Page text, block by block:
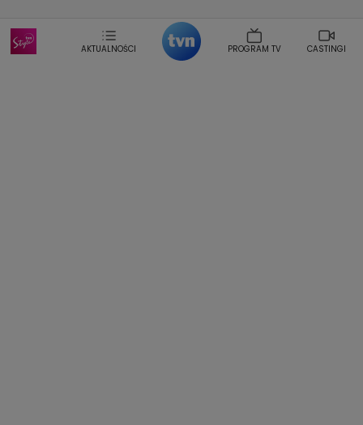
Sonia Mietielica
Maciej Kuciel
Weekendowa Metamorfoza
Leszek Lichota
AKTUALNOŚCI PROGRAM TV CASTINGI